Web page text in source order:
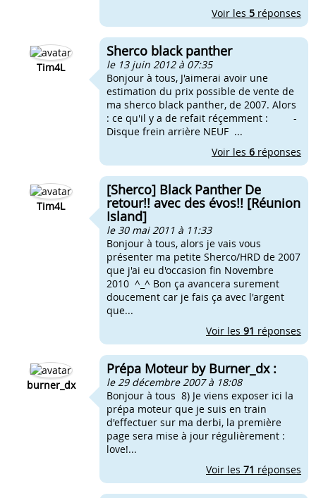
Voir les 5 réponses
Tim4L
Sherco black panther
le 13 juin 2012 à 07:35
Bonjour à tous, J'aimerai avoir une
estimation du prix possible de vente de
ma sherco black panther, de 2007. Alors
: ce qu'il y a de refait réçemment : -
Disque frein arrière NEUF ...
Voir les 6 réponses
Tim4L
[Sherco] Black Panther De
retour!! avec des évos!! [Réunion
Island]
le 30 mai 2011 à 11:33
Bonjour à tous, alors je vais vous
présenter ma petite Sherco/HRD de 2007
que j'ai eu d'occasion fin Novembre
2010 ^_^ Bon ça avancera surement
doucement car je fais ça avec l'argent
que...
Voir les 91 réponses
burner_dx
Prépa Moteur by Burner_dx :
le 29 décembre 2007 à 18:08
Bonjour à tous 8) Je viens exposer ici la
prépa moteur que je suis en train
d'effectuer sur ma derbi, la première
page sera mise à jour régulièrement :
love!...
Voir les 71 réponses